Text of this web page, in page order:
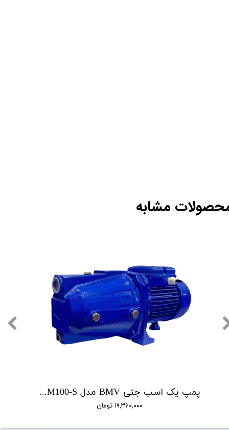
پمپ یک اسب جتی BMV مدل CAM100-S
۱۹,۳۶۰,۰۰۰ تومان
مشابه